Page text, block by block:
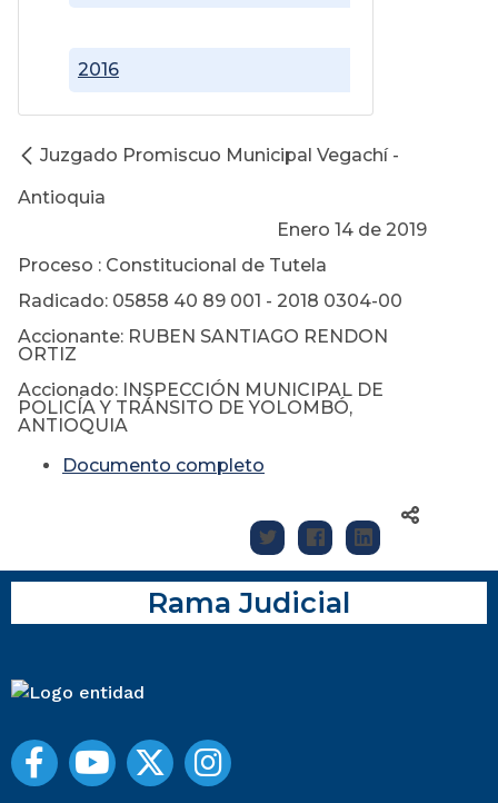
2016
Juzgado Promiscuo Municipal Vegachí -
Antioquia
Enero 14 de 2019
Proceso : Constitucional de Tutela
Radicado: 05858 40 89 001 - 2018 0304-00
Accionante: RUBEN SANTIAGO RENDON
ORTIZ
Accionado: INSPECCIÓN MUNICIPAL DE
POLICÍA Y TRÁNSITO DE YOLOMBÓ,
ANTIOQUIA
Documento completo
Rama Judicial